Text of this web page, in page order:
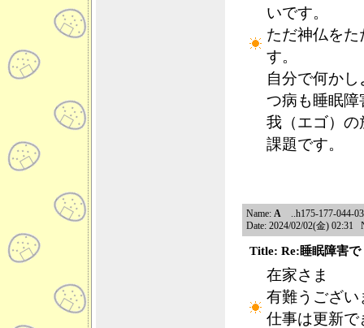
いです。
ただ神仏を
す。
自分で何か
つ病も睡眠
我（エゴ）の
課題です。
Name: A ..h175-177-044-
Date: 2024/02/02(金) 02:31
Title: Re:睡眠障害で
在家さま
有難うござい
仕事は更新